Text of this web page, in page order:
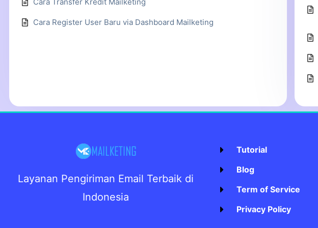
Cara Register User Baru via Dashboard Mailketing
Layanan Pengiriman Email Terbaik di
Indonesia
Tutorial
Blog
Term of Service
Privacy Policy